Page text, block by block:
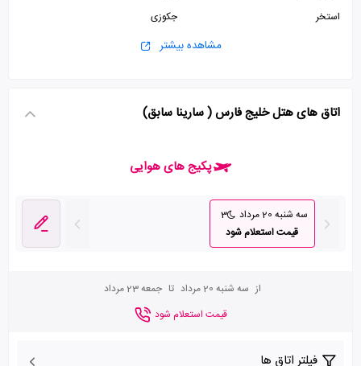
استخر
جکوزی
مشاهده بیشتر
اتاق های هتل خلیج فارس ( سارینا سابق)
پکیج های هوایی
سه شنبه 20 مرداد
3
قیمت استعلام شود
از سه شنبه 20 مرداد تا جمعه 23 مرداد
قیمت استعلام شود
فیلتر اتاق ها